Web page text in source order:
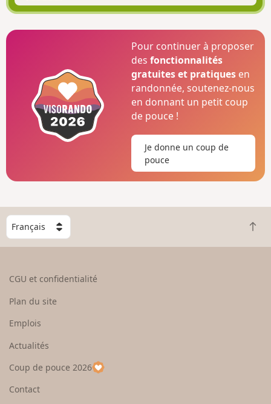
Pour continuer à proposer
desfonctionnalités
gratuites et pratiques en
randonnée, soutenez-nous
en donnant un petit coup
de pouce !
Je donne un coup de
pouce
C
h
o
e
u
p
a
R
e
CGU et confidentialité
Plan du site
Emplois
Actualités
Coup de pouce 2026
Contact